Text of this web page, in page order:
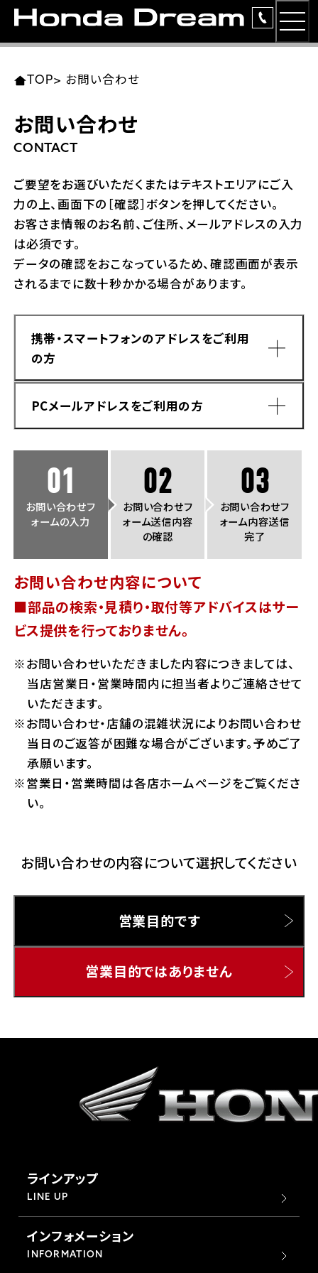
ラインアップ
安心のサービス
レンタルバイク
洋用品
イベント
お問い合わせ
TOP> お問い合わせ
お問い合わせ
CONTACT
ご要望をお選びいただくまたはテキストエリアにご入
力の上、画面下の［確認］ボタンを押してください。
お客さま情報のお名前、ご住所、メールアドレスの入力
は必須です。
データの確認をおこなっているため、確認画面が表示
されるまでに数十秒かかる場合があります。
携帯・スマートフォンのアドレスをご利用
の方
ドメイン指定受信手順
PCメールアドレスをご利用の方
Yahoo!メールをご利用の方
Hotmailをご利用の方
Gmailをご利用の方
01
お問い合わせフ
ォームの入力
02
お問い合わせフ
ォーム送信内容
の確認
03
お問い合わせフ
ォーム内容送信
完了
お問い合わせ内容について
■部品の検索・見積り・取付等アドバイスはサー
ビス提供を行っておりません。
お問い合わせいただきました内容につきましては、
当店営業日・営業時間内に担当者よりご連絡させて
いただきます。
お問い合わせ・店舗の混雑状況によりお問い合わせ
当日のご返答が困難な場合がございます。予めご了
承願います。
営業日・営業時間は各店ホームページをご覧くださ
い。
お問い合わせの内容について選択してください
営業目的です
営業目的ではありません
ラインアップ
LINE UP
インフォメーション
INFORMATION
東北エリア 店舗一覧
岩手県
宮城県
ホンダドリーム 仙台泉
福島県
関東エリア 店舗一覧
東京都
ホンダドリーム 西東京
ホンダドリーム 練馬
ホンダドリーム 板橋
ホンダドリーム 大田
ホンダドリーム 立川
ホンダドリーム 磯子
ホンダドリーム 横浜都筑
ホンダドリーム 横浜旭
ホンダドリーム 川崎宮前
千葉県
ホンダドリーム 船橋
ホンダドリーム 松戸
埼玉県
ホンダドリーム 鴻巣
ホンダドリーム 狭山
ホンダドリーム 東浦和
ホンダドリーム 新座
茨城県
中部エリア 店舗一覧
愛知県
ホンダドリーム 名古屋南
ホンダドリーム 小牧
ホンダドリーム 名古屋東
ホンダドリーム 豊橋
ホンダドリーム 名古屋上小田井
ホンダドリーム 岐阜
近畿エリア 店舗一覧
大阪府
ホンダドリーム 箕面
ホンダドリーム 藤井寺
ホンダドリーム 東淀川
京都府
ホンダドリーム 京都伏見
ホンダドリーム 京都北山
ホンダドリーム 神戸灘
ホンダドリーム 尼崎
ホンダドリーム 姫路
ホンダドリーム 西宮甲子園
奈良県
ホンダドリーム 奈良
中国・四国エリア 店舗一覧
岡山県
広島県
ホンダドリーム 広島
徳島県
ホンダドリーム 高松
九州エリア 店舗一覧
福岡県
ホンダドリーム 福岡東
ホンダドリーム 久留米
ホンダドリーム 福岡春日
熊本県
ホンダドリーム 熊本